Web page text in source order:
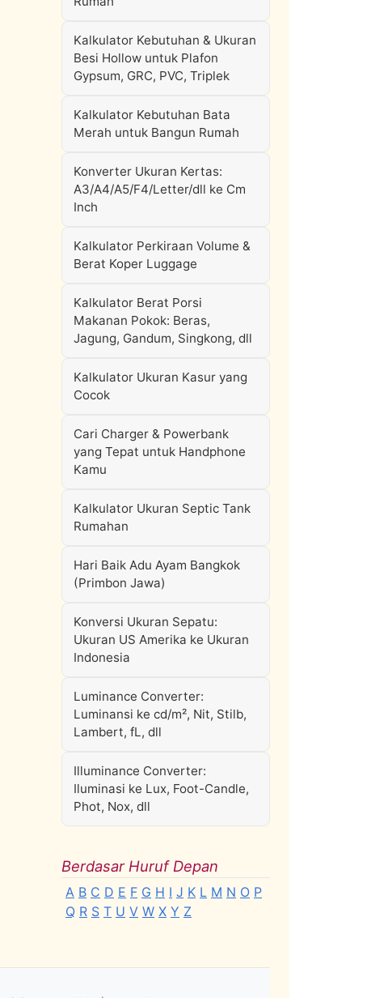
Kalkulator Kebutuhan & Ukuran
Besi Hollow untuk Plafon
Gypsum, GRC, PVC, Triplek
Kalkulator Kebutuhan Bata
Merah untuk Bangun Rumah
Konverter Ukuran Kertas:
A3/A4/A5/F4/Letter/dll ke Cm
Inch
Kalkulator Perkiraan Volume &
Berat Koper Luggage
Kalkulator Berat Porsi
Makanan Pokok: Beras,
Jagung, Gandum, Singkong, dll
Kalkulator Ukuran Kasur yang
Cocok
Cari Charger & Powerbank
yang Tepat untuk Handphone
Kamu
Kalkulator Ukuran Septic Tank
Rumahan
Hari Baik Adu Ayam Bangkok
(Primbon Jawa)
Konversi Ukuran Sepatu:
Ukuran US Amerika ke Ukuran
Indonesia
Luminance Converter:
Luminansi ke cd/m², Nit, Stilb,
Lambert, fL, dll
Illuminance Converter:
Iluminasi ke Lux, Foot-Candle,
Phot, Nox, dll
Berdasar Huruf Depan
A B C D E F G H I J K L M N O P
Q R S T U V W X Y Z